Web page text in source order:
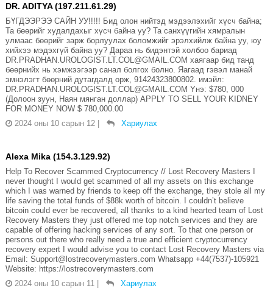
DR. ADITYA (197.211.61.29)
БҮГДЭЭРЭЭ САЙН УУ!!!!! Бид олон нийтэд мэдээлэхийг хүсч байна;
Та бөөрийг худалдахыг хүсч байна уу? Та санхүүгийн хямралын
улмаас бөөрийг зарж борлуулах боломжийг эрэлхийлж байна уу, юу
хийхээ мэдэхгүй байна уу? Дараа нь бидэнтэй холбоо бариад
DR.PRADHAN.UROLOGIST.LT.COL@GMAIL.COM хаягаар бид танд
бөөрнийх нь хэмжээгээр санал болгох болно. Яагаад гэвэл манай
эмнэлэгт бөөрний дутагдалд орж, 91424323800802. имэйл:
DR.PRADHAN.UROLOGIST.LT.COL@GMAIL.COM Yнэ: $780, 000
(Долоон зуун, Наян мянган доллар) APPLY TO SELL YOUR KIDNEY
FOR MONEY NOW $ 780,000.00
2024 оны 10 сарын 12
Хариулах
Alexa Mika (154.3.129.92)
Help To Recover Scammed Cryptocurrency // Lost Recovery Masters I
never thought I would get scammed of all my assets on this exchange
which I was warned by friends to keep off the exchange, they stole all my
life saving the total funds of $88k worth of bitcoin. I couldn’t believe
bitcoin could ever be recovered, all thanks to a kind hearted team of Lost
Recovery Masters they just offered me top notch services and they are
capable of offering hacking services of any sort. To that one person or
persons out there who really need a true and efficient cryptocurrency
recovery expert I would advise you to contact Lost Recovery Masters via
Email: Support@lostrecoverymasters.com Whatsapp +44(7537)-105921
Website: https://lostrecoverymasters.com
2024 оны 10 сарын 11
Хариулах